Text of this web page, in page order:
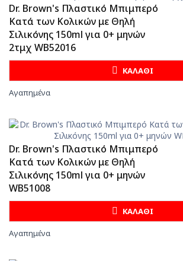
Dr. Brown's Πλαστικό Μπιμπερό
Κατά των Κολικών με Θηλή
Σιλικόνης 150ml για 0+ μηνών
2τμχ WB52016
ΚΑΛΑΘΙ
Αγαπημένα
Dr. Brown's Πλαστικό Μπιμπερό
Κατά των Κολικών με Θηλή
Σιλικόνης 150ml για 0+ μηνών
WB51008
ΚΑΛΑΘΙ
Αγαπημένα